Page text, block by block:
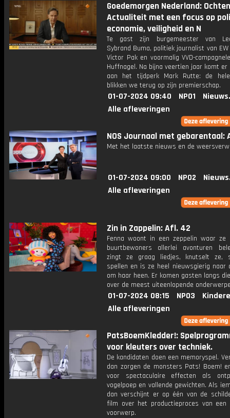
Goedemorgen Nederland:
Actualiteit met een focus op
economie, veiligheid en N
Te gast zijn burgemeester van
Sybrand Buma, politiek journalist van EW
Victor Pak en voormalig VVD-
Huffnagel. Na bijna veertien jaar komt er
aan het tijdperk Mark Rutte: de
blikken we terug op zijn premierschap.
01-07-2024 09:40 NPO1
Alle afleveringen
NOS Journaal met gebarentaal:
Met het laatste nieuws en de
01-07-2024 09:00 NPO2
Alle afleveringen
Zin in Zappelin: Afl. 42
Fenna woont in een zeppelin waar ze
buurtbewoners allerlei avonturen
zingt ze graag liedjes, knutselt ze,
spellen en is ze heel nieuwsgierig naar
om haar heen. Er komen gasten langs
over de meest uiteenlopende
01-07-2024 08:15 NPO3
Alle afleveringen
PatsBoemKledder!:
voor kleuters over techniek.
De kandidaten doen een memoryspel.
dan zorgen de monsters Pats! Boem!
voor spectaculaire effecten als
vogelpoep en vallende gewichten. Als
dan verschijnt er op één van de
film over het productieproces van een
voorwerp.